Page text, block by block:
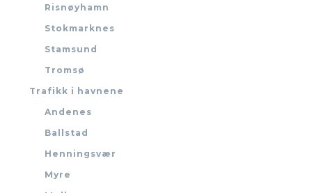
Risnøyhamn
Stokmarknes
Stamsund
Tromsø
Trafikk i havnene
Andenes
Ballstad
Henningsvær
Myre